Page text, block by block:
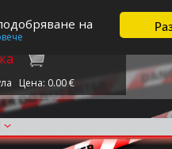
на
0 артикулаЦена:
|
Цена: 0.00€